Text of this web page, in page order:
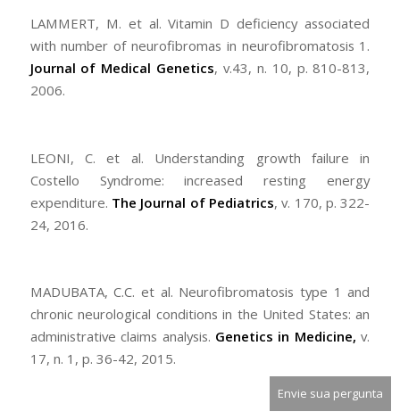
Envie sua pergunta
LAMMERT, M. et al. Vitamin D deficiency associated
with number of neurofibromas in neurofibromatosis 1.
Journal of Medical Genetics, v.43, n. 10, p. 810-813,
2006.
LEONI, C. et al. Understanding growth failure in
Costello Syndrome: increased resting energy
expenditure. The Journal of Pediatrics, v. 170, p. 322-
24, 2016.
MADUBATA, C.C. et al. Neurofibromatosis type 1 and
chronic neurological conditions in the United States: an
administrative claims analysis. Genetics in Medicine,v.
17, n. 1, p. 36-42, 2015.